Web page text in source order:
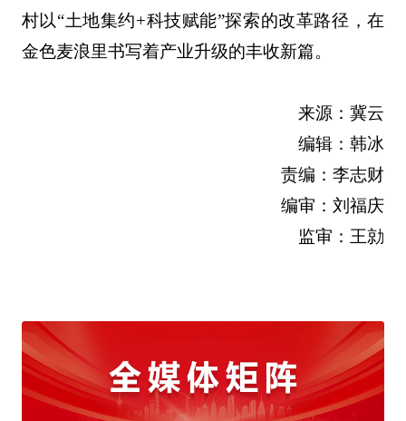
村以“土地集约+科技赋能”探索的改革路径，在
金色麦浪里书写着产业升级的丰收新篇。
来源：冀云
编辑：韩冰
责编：李志财
编审：刘福庆
监审：王勍